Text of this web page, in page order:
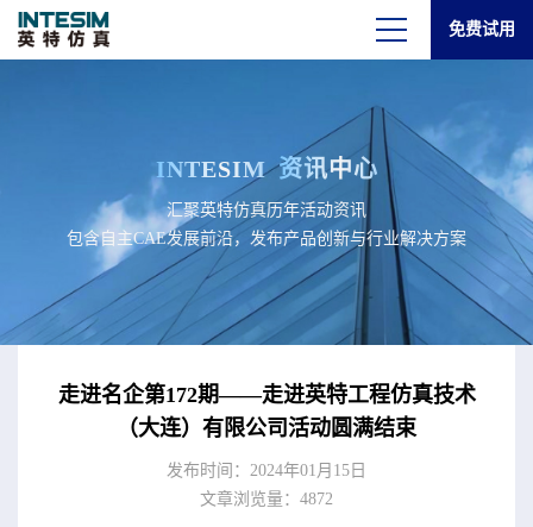
免费试用
INTESIM 资讯中心
汇聚英特仿真历年活动资讯
包含自主CAE发展前沿，发布产品创新与行业解决方案
走进名企第172期——走进英特工程仿真技术
（大连）有限公司活动圆满结束
发布时间：2024年01月15日
文章浏览量：4872